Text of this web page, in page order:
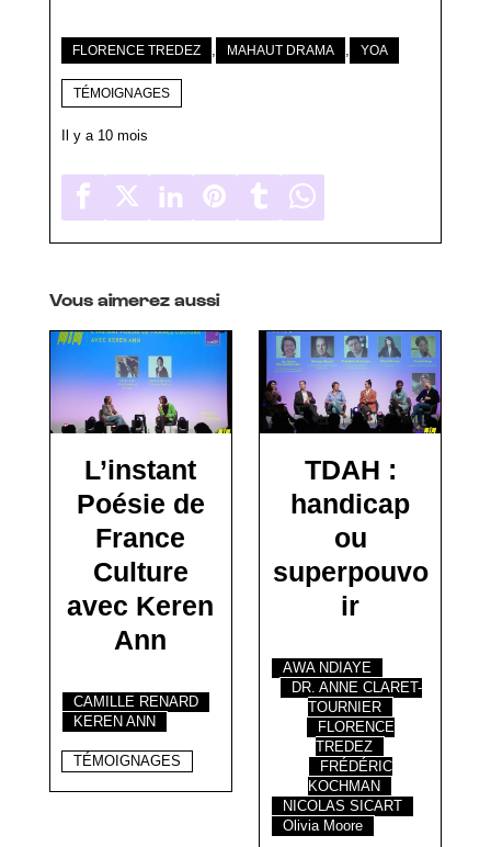
FLORENCE TREDEZ MAHAUT DRAMA YOA
TÉMOIGNAGES
Il y a 10 mois
Vous aimerez aussi
L’instant
Poésie de
France
Culture
avec Keren
Ann
CAMILLE RENARD
KEREN ANN
TÉMOIGNAGES
TDAH :
handicap
ou
superpouvo
ir
AWA NDIAYE
DR. ANNE CLARET-
TOURNIER
FLORENCE
TREDEZ
FRÉDÉRIC
KOCHMAN
NICOLAS SICART
Olivia Moore